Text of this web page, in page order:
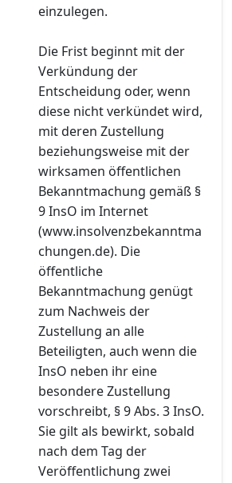
einzulegen.
Die Frist beginnt mit der
Verkündung der
Entscheidung oder, wenn
diese nicht verkündet wird,
mit deren Zustellung
beziehungsweise mit der
wirksamen öffentlichen
Bekanntmachung gemäß §
9 InsO im Internet
(www.insolvenzbekanntma
chungen.de). Die
öffentliche
Bekanntmachung genügt
zum Nachweis der
Zustellung an alle
Beteiligten, auch wenn die
InsO neben ihr eine
besondere Zustellung
vorschreibt, § 9 Abs. 3 InsO.
Sie gilt als bewirkt, sobald
nach dem Tag der
Veröffentlichung zwei